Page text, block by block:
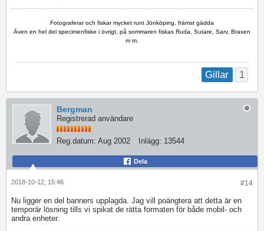
Fotograferar och fiskar mycket runt Jönköping, främst gädda
Även en hel del specimenfiske i övrigt, på sommaren fiskas Ruda, Sutare, Sarv, Braxen
m m.
Gillar 1
Bergman
Registrerad användare
Reg.datum: Aug 2002 Inlägg: 13544
Dela
#14
2018-10-12, 15:46
Nu ligger en del banners upplagda. Jag vill poängtera att detta är en
temporär lösning tills vi spikat de rätta formaten för både mobil- och
andra enheter.